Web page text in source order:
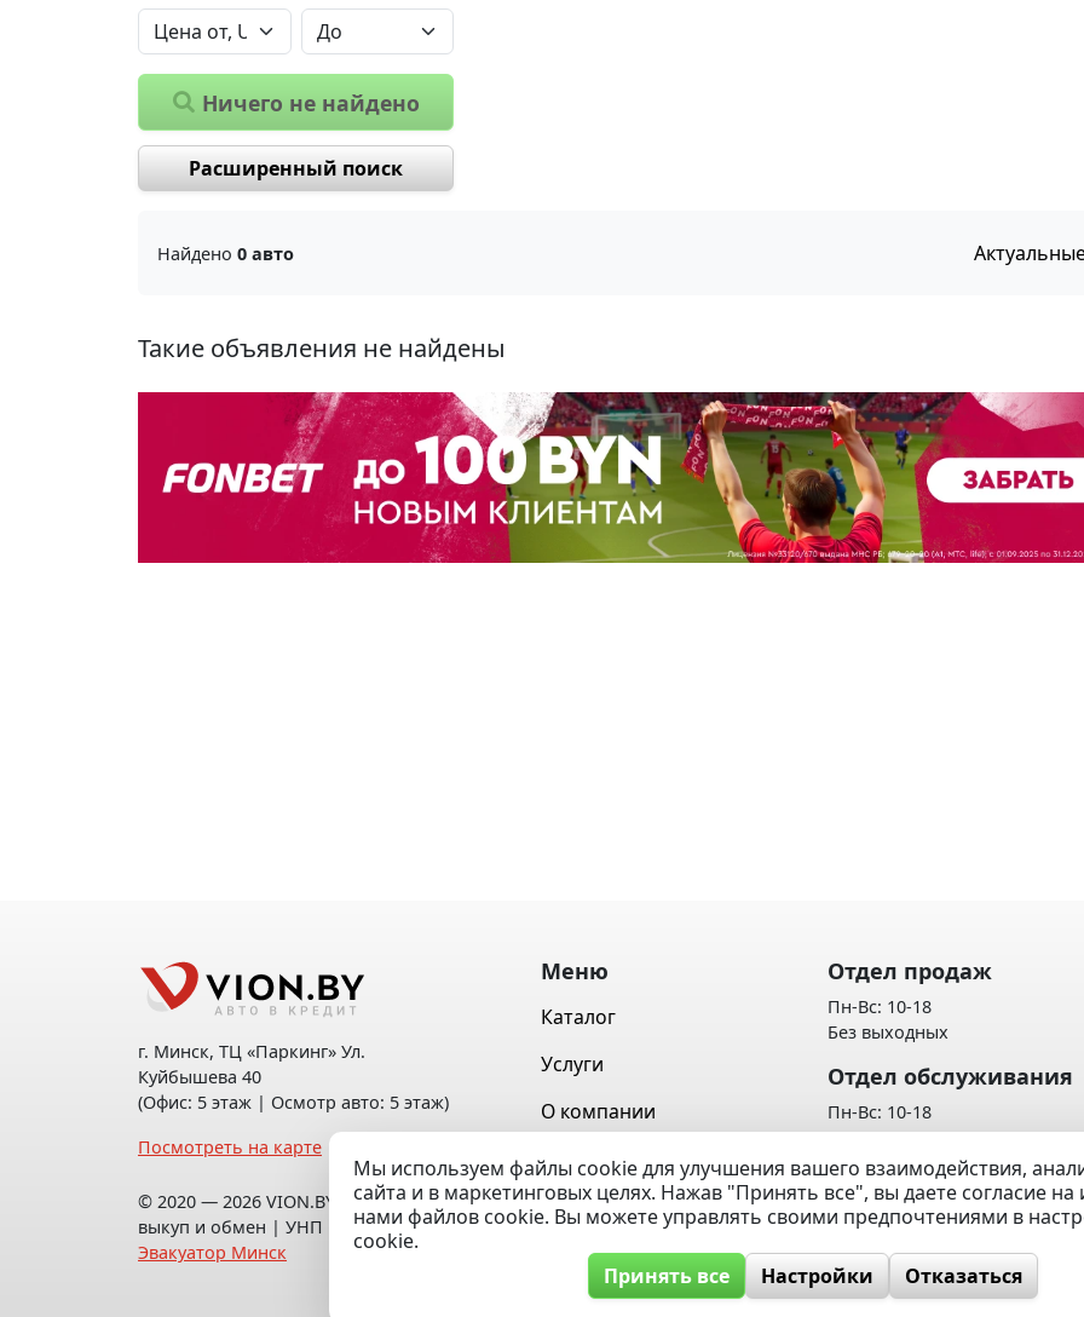
Ничего не найдено
Расширенный поиск
Найдено 0 авто
Такие объявления не найдены
г. Минск, ТЦ «Паркинг» Ул.
Куйбышева 40
(Офис: 5 этаж | Осмотр авто: 5 этаж)
Посмотреть на карте
© 2020 — 2026 VION.BY — Продажа,
выкуп и обмен | УНП 192961100 |
Эвакуатор Минск
Меню
Каталог
Услуги
О компании
Контакты
Вопрос / Ответ
Отдел продаж
Пн-Вс: 10-18
Без выходных
Отдел обслуживания
Пн-Вс: 10-18
Без выходных
Политика обработки
данных
Мы используем файлы cookie для улучшения вашего взаимодействия,
сайта и в маркетинговых целях. Нажав "Принять все", вы даете согласие
нами файлов cookie. Вы можете управлять своими предпочтениями в
cookie.
Принять все
Настройки Отказаться